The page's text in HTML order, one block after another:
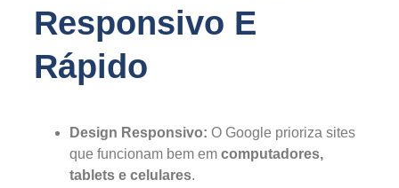
Responsivo E
Rápido
Design Responsivo: O Google prioriza sites
que funcionam bem em computadores,
tablets e celulares.